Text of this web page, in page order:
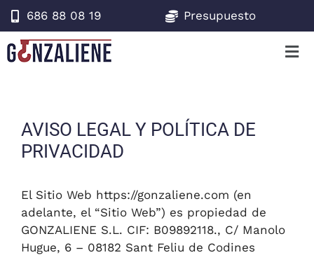
686 88 08 19 Presupuesto
AVISO LEGAL Y POLÍTICA DE
PRIVACIDAD
El Sitio Web https://gonzaliene.com (en
adelante, el “Sitio Web”) es propiedad de
GONZALIENE S.L. CIF: B09892118., C/ Manolo
Hugue, 6 – 08182 Sant Feliu de Codines